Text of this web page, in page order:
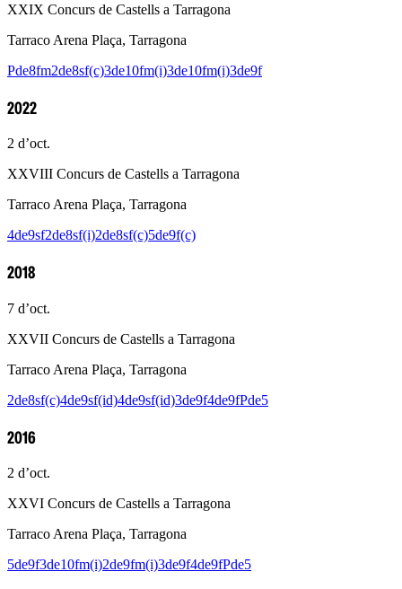
XXIX Concurs de Castells a Tarragona
Tarraco Arena Plaça, Tarragona
Pde8fm2de8sf(c)3de10fm(i)3de10fm(i)3de9f
2022
2 d’oct.
XXVIII Concurs de Castells a Tarragona
Tarraco Arena Plaça, Tarragona
4de9sf2de8sf(i)2de8sf(c)5de9f(c)
2018
7 d’oct.
XXVII Concurs de Castells a Tarragona
Tarraco Arena Plaça, Tarragona
2de8sf(c)4de9sf(id)4de9sf(id)3de9f4de9fPde5
2016
2 d’oct.
XXVI Concurs de Castells a Tarragona
Tarraco Arena Plaça, Tarragona
5de9f3de10fm(i)2de9fm(i)3de9f4de9fPde5